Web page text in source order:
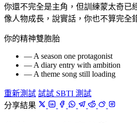
你還不完全是主角，但訓練蒙太奇已
像人物成長，說實話，你也不算完全
你的精神雙胞胎
— A season one protagonist
— A diary entry with ambition
— A theme song still loading
重新測試 試試 SBTI 測試
分享結果